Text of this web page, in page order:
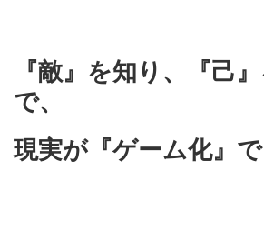
『敵』を知り、『己
で、
現実が『ゲーム化』で